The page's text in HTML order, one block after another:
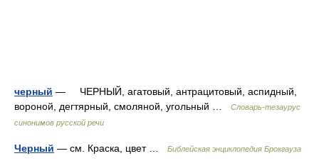
черный — ЧЕРНЫЙ, агатовый, антрацитовый, аспидный,
вороной, дегтярный, смоляной, угольный …
Словарь-тезаурус
синонимов русской речи
Черный — см. Краска, цвет … Библейская энциклопедия Брокгауза